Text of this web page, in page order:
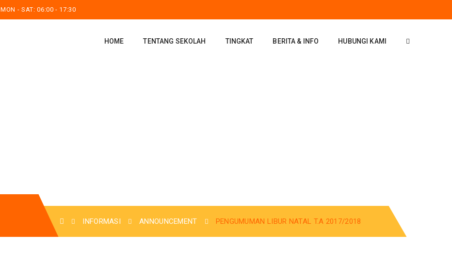
MON - SAT: 06:00 - 17:30
HOME TENTANG SEKOLAH TINGKAT BERITA & INFO HUBUNGI KAMI
INFORMASI ANNOUNCEMENT PENGUMUMAN LIBUR NATAL T.A 2017/2018